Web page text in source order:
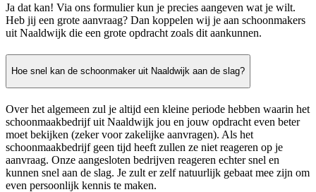
Ja dat kan! Via ons formulier kun je precies aangeven wat je wilt.
Heb jij een grote aanvraag? Dan koppelen wij je aan schoonmakers
uit Naaldwijk die een grote opdracht zoals dit aankunnen.
Hoe snel kan de schoonmaker uit Naaldwijk aan de slag?
Over het algemeen zul je altijd een kleine periode hebben waarin het
schoonmaakbedrijf uit Naaldwijk jou en jouw opdracht even beter
moet bekijken (zeker voor zakelijke aanvragen). Als het
schoonmaakbedrijf geen tijd heeft zullen ze niet reageren op je
aanvraag. Onze aangesloten bedrijven reageren echter snel en
kunnen snel aan de slag. Je zult er zelf natuurlijk gebaat mee zijn om
even persoonlijk kennis te maken.